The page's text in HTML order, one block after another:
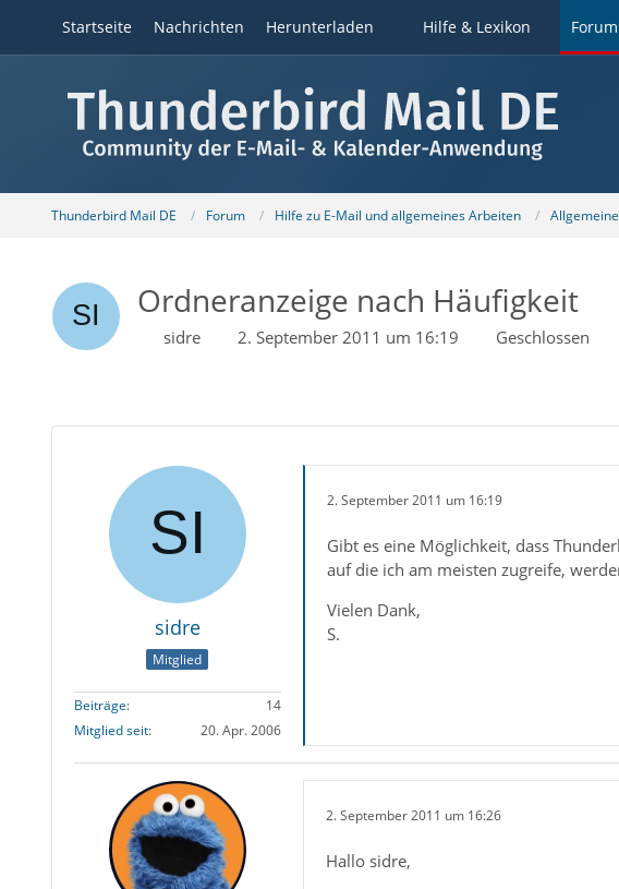
Startseite Nachrichten Herunterladen Hilfe & Lexikon Forum
Thunderbird Mail DE Forum Hilfe zu E-Mail und allgemeines Arbeiten
Ordneranzeige nach Häufigkeit
sidre 2. September 2011 um 16:19 Geschlossen
sidre
Mitglied
Beiträge
14
Mitglied seit
20. Apr. 2006
2. September 2011 um 16:19
Gibt es eine Möglichkeit, dass
auf die ich am meisten zugreife,
Vielen Dank,
S.
2. September 2011 um 16:26
Hallo sidre,